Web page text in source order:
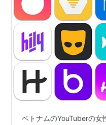
ベトナムのYouTuberの女